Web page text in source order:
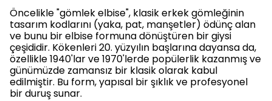
Öncelikle "gömlek elbise", klasik erkek gömleğinin
tasarım kodlarını (yaka, pat, manşetler) ödünç alan
ve bunu bir elbise formuna dönüştüren bir giysi
çeşididir. Kökenleri 20. yüzyılın başlarına dayansa da,
özellikle 1940'lar ve 1970'lerde popülerlik kazanmış ve
günümüzde zamansız bir klasik olarak kabul
edilmiştir. Bu form, yapısal bir şıklık ve profesyonel
bir duruş sunar.